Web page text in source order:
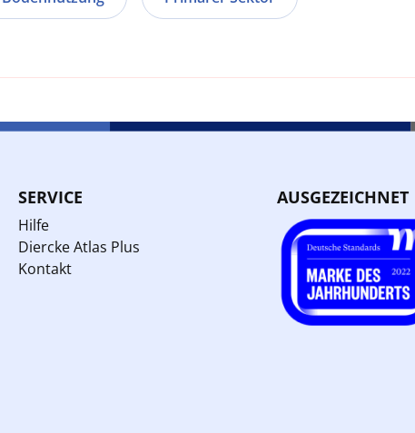
SERVICE
Hilfe
Diercke Atlas Plus
Kontakt
AUSGEZEICHNET